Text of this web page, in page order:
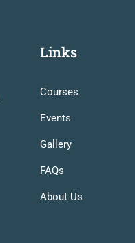
Links
Courses
Events
Gallery
FAQs
About Us